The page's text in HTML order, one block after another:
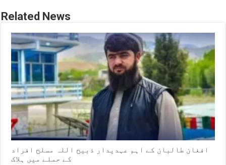
Related News
افغان طالبان کے اہم عہدیدار ذبیح اللہ مسلح افراد
کے حملے میں ہلاک